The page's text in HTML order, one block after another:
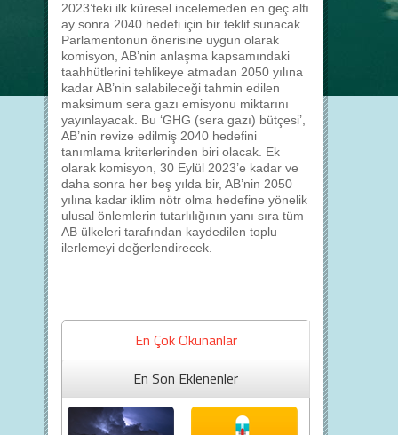
2023’teki ilk küresel incelemeden en geç altı
ay sonra 2040 hedefi için bir teklif sunacak.
Parlamentonun önerisine uygun olarak
komisyon, AB’nin anlaşma kapsamındaki
taahhütlerini tehlikeye atmadan 2050 yılına
kadar AB’nin salabileceği tahmin edilen
maksimum sera gazı emisyonu miktarını
yayınlayacak. Bu ‘GHG (sera gazı) bütçesi’,
AB’nin revize edilmiş 2040 hedefini
tanımlama kriterlerinden biri olacak. Ek
olarak komisyon, 30 Eylül 2023’e kadar ve
daha sonra her beş yılda bir, AB’nin 2050
yılına kadar iklim nötr olma hedefine yönelik
ulusal önlemlerin tutarlılığının yanı sıra tüm
AB ülkeleri tarafından kaydedilen toplu
ilerlemeyi değerlendirecek.
En Çok Okunanlar
En Son Eklenenler